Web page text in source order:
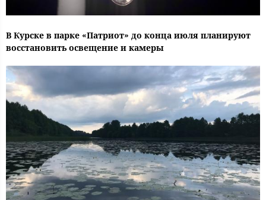
В Курске в парке «Патриот» до конца июля планируют
восстановить освещение и камеры